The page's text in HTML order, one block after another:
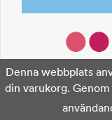
Denna webbplats
din varukorg.